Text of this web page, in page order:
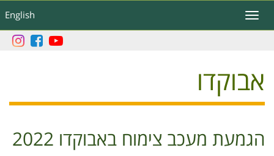
לתוכן
העיקרי
English
Toggle
navigation
אבוקדו
הגמעת מעכב צימוח באבוקדו 2022